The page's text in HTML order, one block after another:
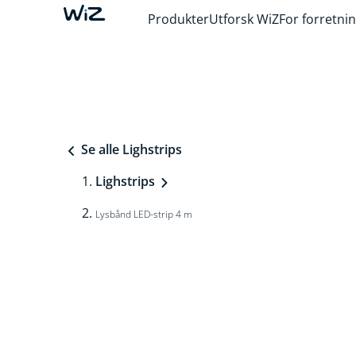
ProdukterUtforsk WiZFor
Se alle Lighstrips
Lighstrips
Lysbånd LED-strip 4 m